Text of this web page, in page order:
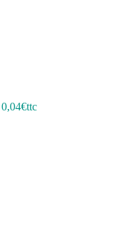
0,04€ttc